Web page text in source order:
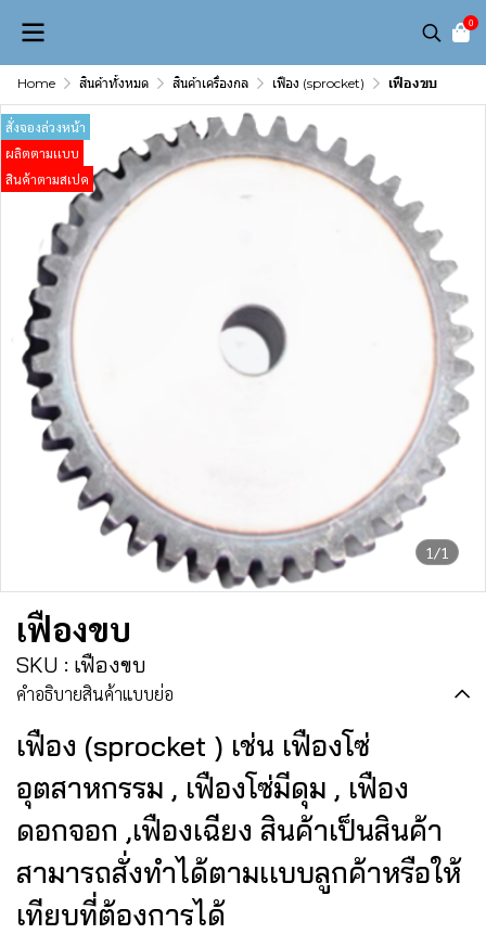
0
Home สินค้าทั้งหมด สินค้าเครื่องกล เฟือง (sprocket) เฟืองขบ
1/1
สั่งจองล่วงหน้า
ผลิตตามเเบบ
สินค้าตามสเปค
เฟืองขบ
SKU : เฟืองขบ
คำอธิบายสินค้าแบบย่อ
เฟือง (sprocket ) เช่น เฟืองโซ่
อุตสาหกรรม , เฟืองโซ่มีดุม , เฟือง
ดอกจอก ,เฟืองเฉียง สินค้าเป็นสินค้า
สามารถสั่งทำได้ตามเเบบลูกค้าหรือให้
เทียบที่ต้องการได้